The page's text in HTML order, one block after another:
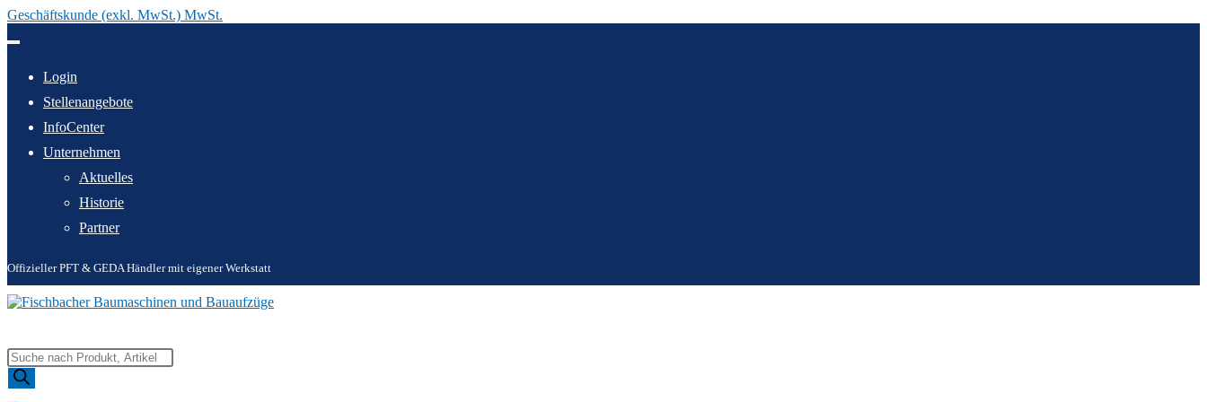
Geschäftskunde (exkl. MwSt.) MwSt.
Inhalt
Login
Stellenangebote
InfoCenter
Unternehmen
Aktuelles
Historie
Partner
Offizieller PFT & GEDA Händler mit eigener Werkstatt
Products
search